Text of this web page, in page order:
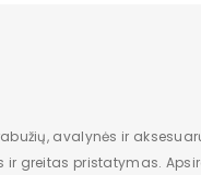
avalynės ir
greitas pristatymas.